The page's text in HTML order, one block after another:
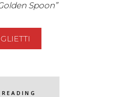
Spoon”